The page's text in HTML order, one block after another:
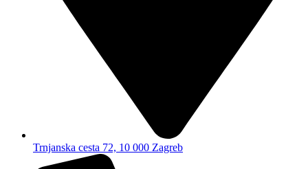
Trnjanska cesta 72, 10 000 Zagreb